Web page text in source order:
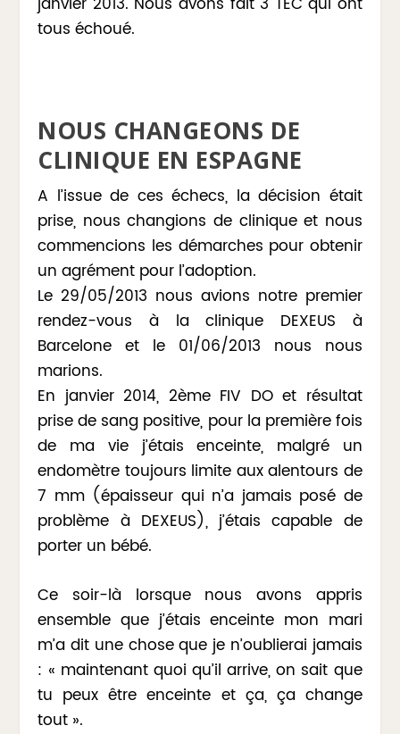
tous échoué.
NOUS CHANGEONS DE
CLINIQUE EN ESPAGNE
A l’issue de ces échecs, la décision était
prise, nous changions de clinique et nous
commencions les démarches pour obtenir
un agrément pour l’adoption.
Le 29/05/2013 nous avions notre premier
rendez-vous à la clinique DEXEUS à
Barcelone et le 01/06/2013 nous nous
marions.
En janvier 2014, 2ème FIV DO et résultat
prise de sang positive, pour la première fois
de ma vie j’étais enceinte, malgré un
endomètre toujours limite aux alentours de
7 mm (épaisseur qui n’a jamais posé de
problème à DEXEUS), j’étais capable de
porter un bébé.
Ce soir-là lorsque nous avons appris
ensemble que j’étais enceinte mon mari
m’a dit une chose que je n’oublierai jamais
: « maintenant quoi qu’il arrive, on sait que
tu peux être enceinte et ça, ça change
tout ».